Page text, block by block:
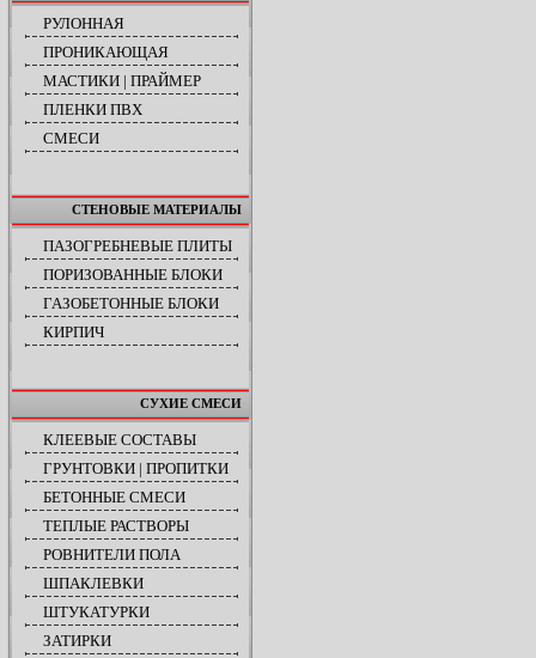
РУЛОННАЯ
ПРОНИКАЮЩАЯ
МАСТИКИ | ПРАЙМЕР
ПЛЕНКИ ПВХ
СМЕСИ
СТЕНОВЫЕ МАТЕРИАЛЫ
ПАЗОГРЕБНЕВЫЕ ПЛИТЫ
ПОРИЗОВАННЫЕ БЛОКИ
ГАЗОБЕТОННЫЕ БЛОКИ
КИРПИЧ
СУХИЕ СМЕСИ
КЛЕЕВЫЕ СОСТАВЫ
ГРУНТОВКИ | ПРОПИТКИ
БЕТОННЫЕ СМЕСИ
ТЕПЛЫЕ РАСТВОРЫ
РОВНИТЕЛИ ПОЛА
ШПАКЛЕВКИ
ШТУКАТУРКИ
ЗАТИРКИ